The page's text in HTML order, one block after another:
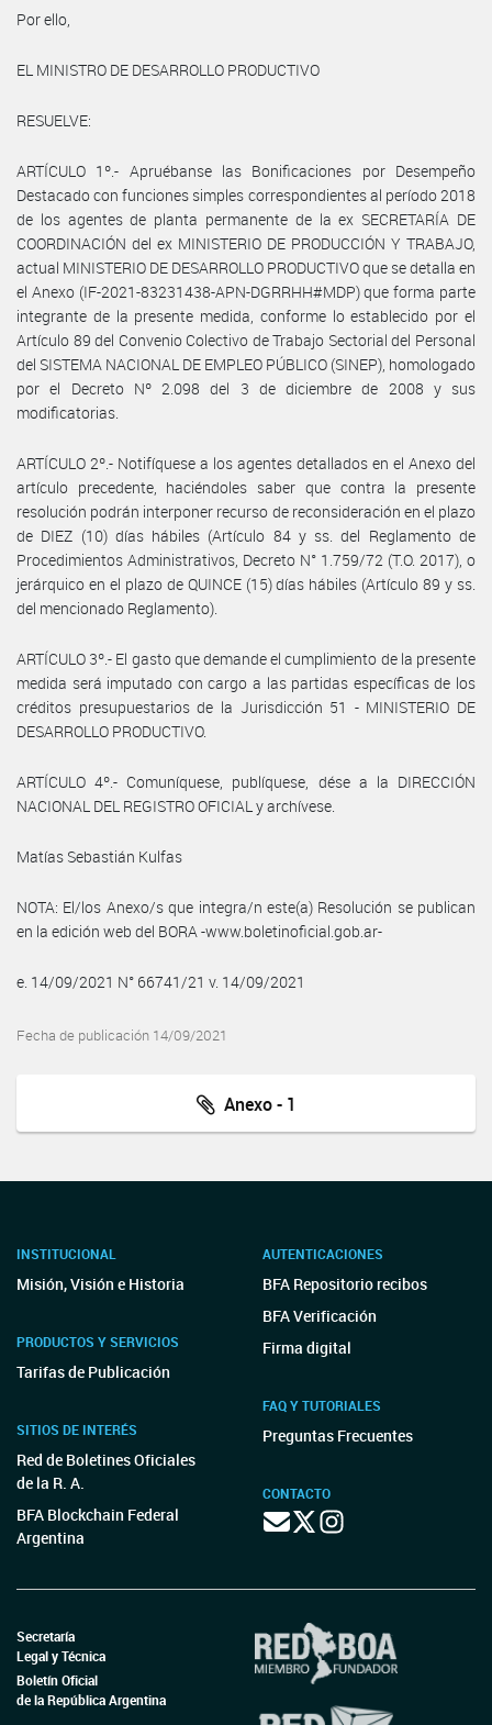
Por ello,
EL MINISTRO DE DESARROLLO PRODUCTIVO
RESUELVE:
ARTÍCULO 1º.- Apruébanse las Bonificaciones por Desempeño
Destacado con funciones simples correspondientes al período 2018
de los agentes de planta permanente de la ex SECRETARÍA DE
COORDINACIÓN del ex MINISTERIO DE PRODUCCIÓN Y TRABAJO,
actual MINISTERIO DE DESARROLLO PRODUCTIVO que se detalla en
el Anexo (IF-2021-83231438-APN-DGRRHH#MDP) que forma parte
integrante de la presente medida, conforme lo establecido por el
Artículo 89 del Convenio Colectivo de Trabajo Sectorial del Personal
del SISTEMA NACIONAL DE EMPLEO PÚBLICO (SINEP), homologado
por el Decreto Nº 2.098 del 3 de diciembre de 2008 y sus
modificatorias.
ARTÍCULO 2º.- Notifíquese a los agentes detallados en el Anexo del
artículo precedente, haciéndoles saber que contra la presente
resolución podrán interponer recurso de reconsideración en el plazo
de DIEZ (10) días hábiles (Artículo 84 y ss. del Reglamento de
Procedimientos Administrativos, Decreto N° 1.759/72 (T.O. 2017), o
jerárquico en el plazo de QUINCE (15) días hábiles (Artículo 89 y ss.
del mencionado Reglamento).
ARTÍCULO 3º.- El gasto que demande el cumplimiento de la presente
medida será imputado con cargo a las partidas específicas de los
créditos presupuestarios de la Jurisdicción 51 - MINISTERIO DE
DESARROLLO PRODUCTIVO.
ARTÍCULO 4º.- Comuníquese, publíquese, dése a la DIRECCIÓN
NACIONAL DEL REGISTRO OFICIAL y archívese.
Matías Sebastián Kulfas
NOTA: El/los Anexo/s que integra/n este(a) Resolución se publican
en la edición web del BORA -www.boletinoficial.gob.ar-
e. 14/09/2021 N° 66741/21 v. 14/09/2021
Fecha de publicación 14/09/2021
Anexo - 1
INSTITUCIONAL
Misión, Visión e Historia
PRODUCTOS Y SERVICIOS
Tarifas de Publicación
SITIOS DE INTERÉS
Red de Boletines Oficiales
de la R. A.
BFA Blockchain Federal
Argentina
AUTENTICACIONES
BFA Repositorio recibos
BFA Verificación
Firma digital
FAQ Y TUTORIALES
Preguntas Frecuentes
CONTACTO
Secretaría
Legal y Técnica
Boletín Oficial
de la República Argentina